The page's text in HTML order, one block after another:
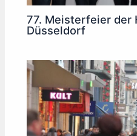
77. Meisterfeier der
Düsseldorf